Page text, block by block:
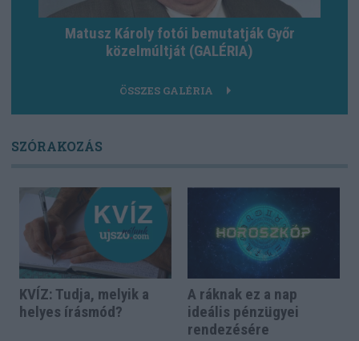
Matusz Károly fotói bemutatják Győr
közelmúltját (GALÉRIA)
ÖSSZES GALÉRIA
SZÓRAKOZÁS
KVÍZ: Tudja, melyik a
helyes írásmód?
A ráknak ez a nap
ideális pénzügyei
rendezésére